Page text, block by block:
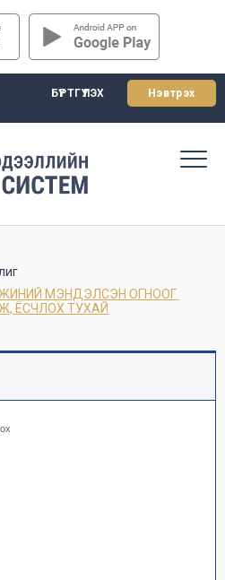
БҮРТГҮҮЛЭХ Нэвтрэх
МЭНДЭЛСЭН ОГНООГ
ЁСЧЛОХ ТУХАЙ